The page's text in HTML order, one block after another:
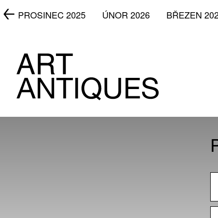
BŘEZEN
ÚNOR 2026
PROSINEC 2025